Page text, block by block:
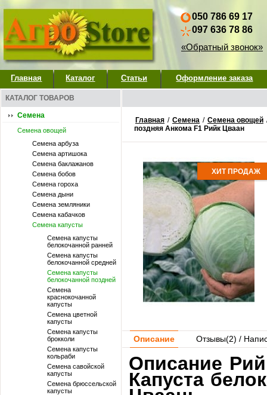
050 786 69 17
097 636 78 86
«Обратный звонок»
Главная Каталог Статьи Оформление заказа
КАТАЛОГ ТОВАРОВ
Семена
Семена овощей
Семена арбуза
Семена артишока
Семена баклажанов
Семена бобов
Семена гороха
Семена дыни
Семена земляники
Семена кабачков
Семена капусты
Семена капусты
белокочанной ранней
Семена капусты
белокочанной средней
Семена капусты
белокочанной поздней
Семена
краснокочанной
капусты
Семена цветной
капусты
Семена капусты
брокколи
Семена капусты
кольраби
Семена савойской
капусты
Семена брюссельской
капусты
Главная / Семена / Семена овощей
поздняя Анкома F1 Рийк Цваан
ХИТ ПРОДАЖ
Описание Отзывы(2) /
Описание
Капуста